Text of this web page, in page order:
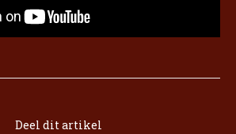
Deel dit artikel